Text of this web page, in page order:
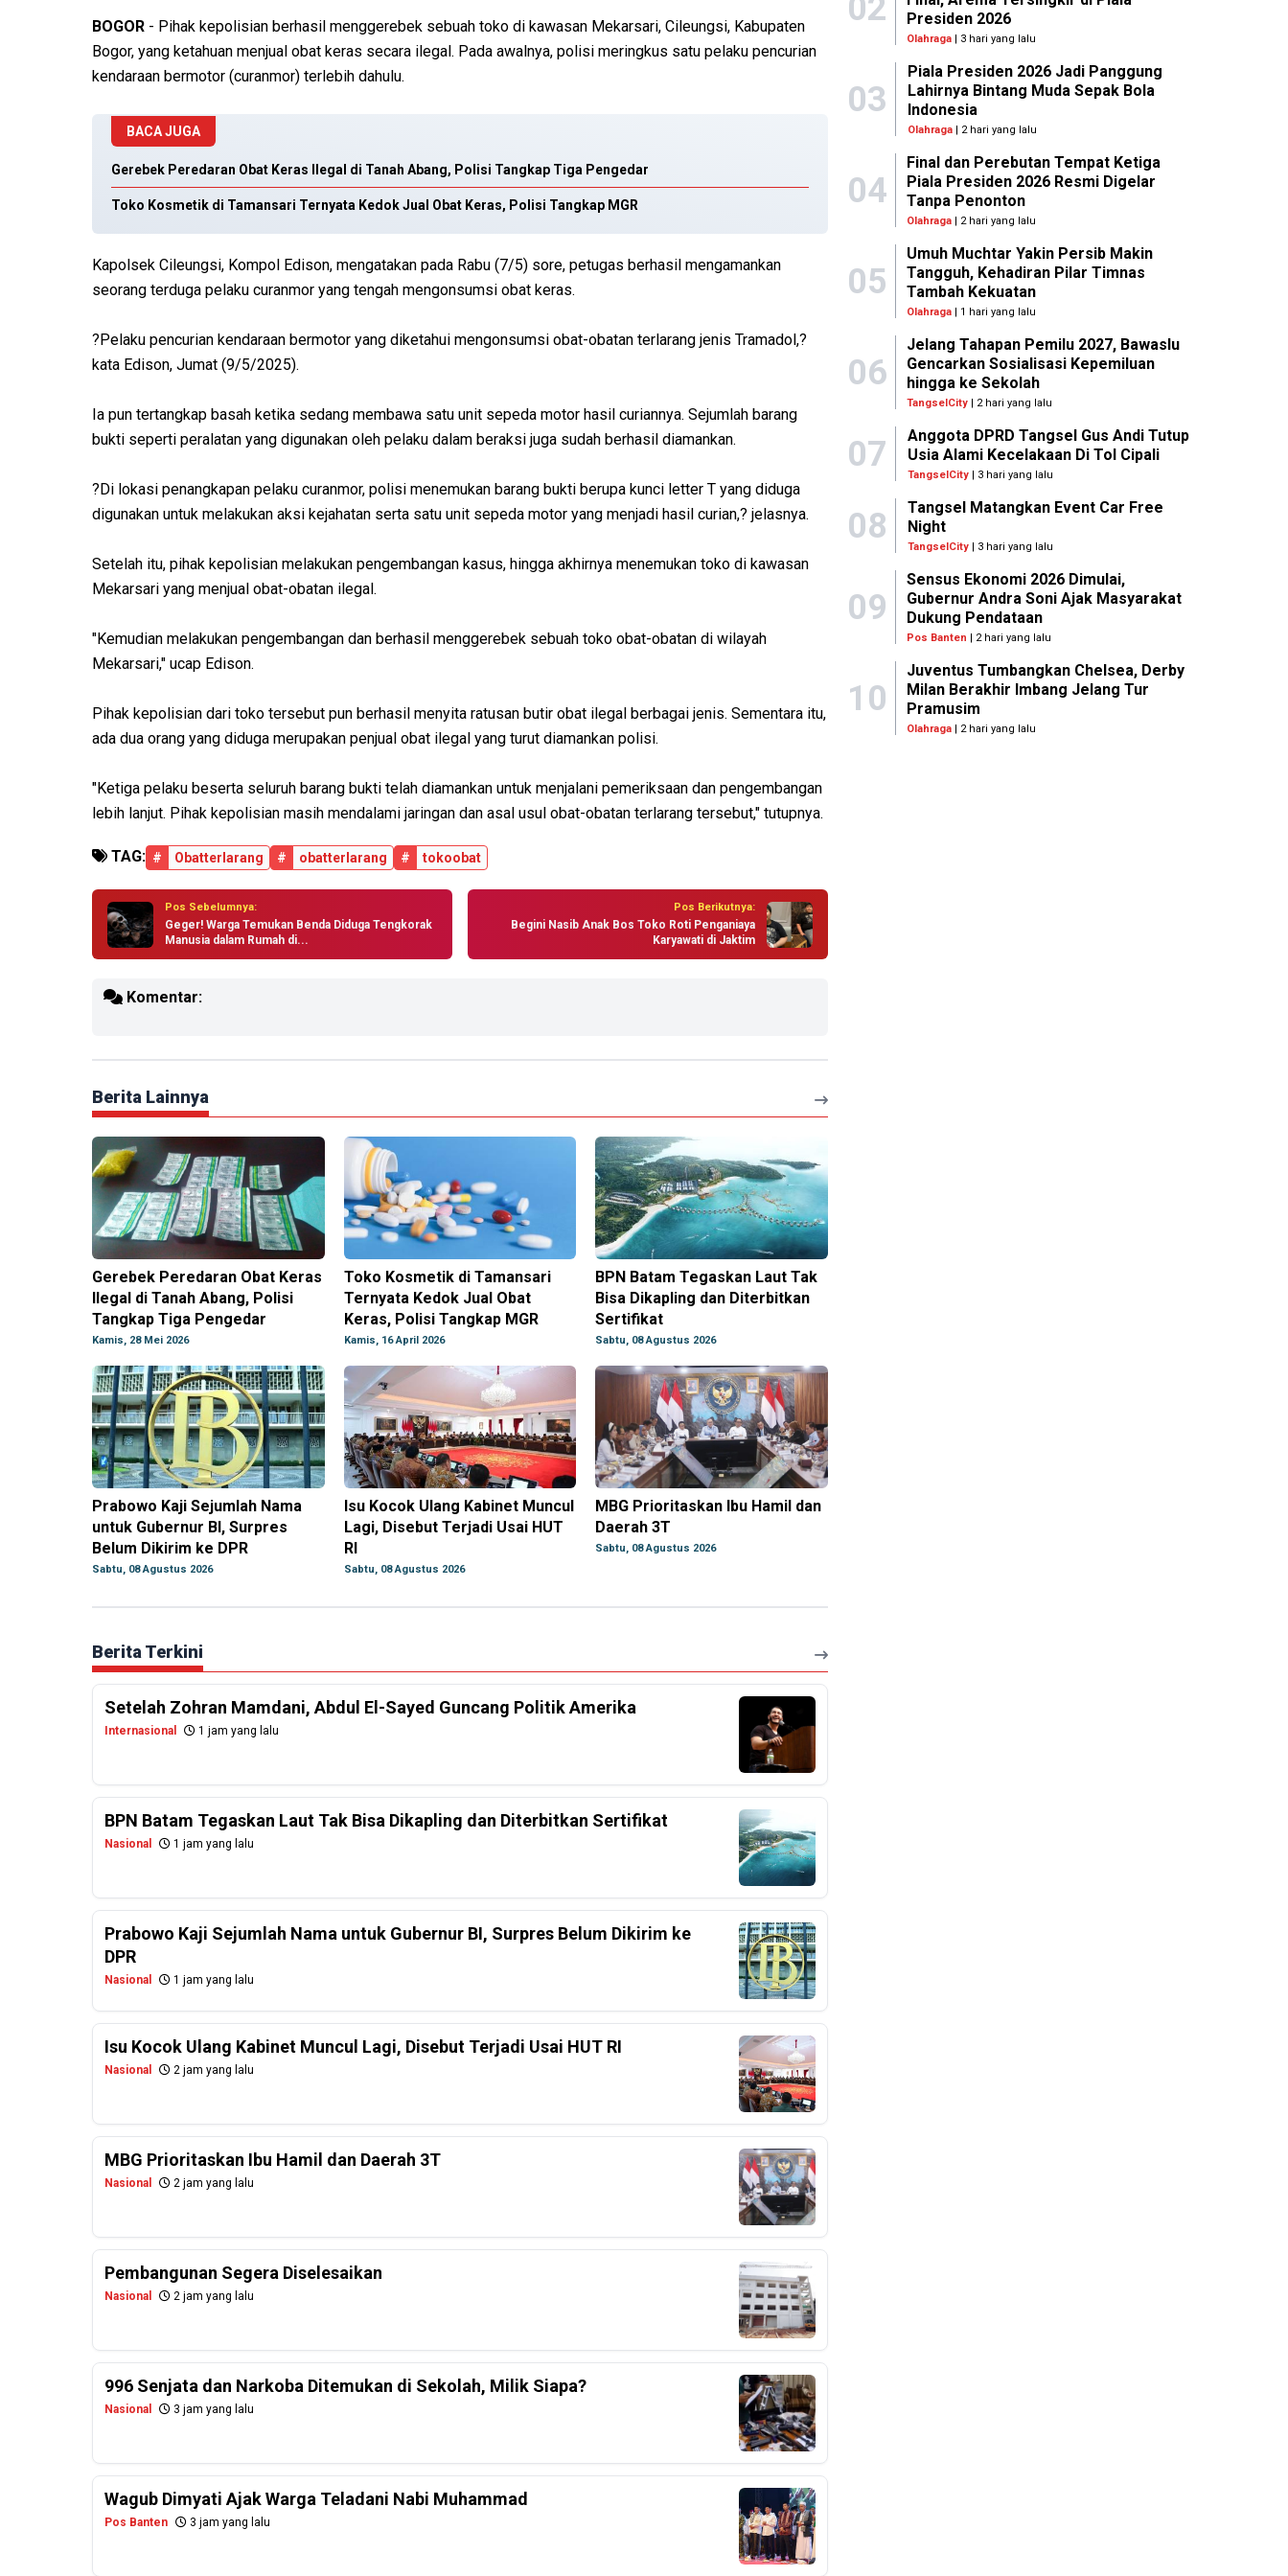
BOGOR - Pihak kepolisian berhasil menggerebek sebuah toko di kawasan Mekarsari, Cileungsi, Kabupaten
Bogor, yang ketahuan menjual obat keras secara ilegal. Pada awalnya, polisi meringkus satu pelaku pencurian
kendaraan bermotor (curanmor) terlebih dahulu.
BACA JUGA
Gerebek Peredaran Obat Keras Ilegal di Tanah Abang, Polisi Tangkap Tiga Pengedar
Toko Kosmetik di Tamansari Ternyata Kedok Jual Obat Keras, Polisi Tangkap MGR
Kapolsek Cileungsi, Kompol Edison, mengatakan pada Rabu (7/5) sore, petugas berhasil mengamankan
seorang terduga pelaku curanmor yang tengah mengonsumsi obat keras.
?Pelaku pencurian kendaraan bermotor yang diketahui mengonsumsi obat-obatan terlarang jenis Tramadol,?
kata Edison, Jumat (9/5/2025).
Ia pun tertangkap basah ketika sedang membawa satu unit sepeda motor hasil curiannya. Sejumlah barang
bukti seperti peralatan yang digunakan oleh pelaku dalam beraksi juga sudah berhasil diamankan.
?Di lokasi penangkapan pelaku curanmor, polisi menemukan barang bukti berupa kunci letter T yang diduga
digunakan untuk melakukan aksi kejahatan serta satu unit sepeda motor yang menjadi hasil curian,? jelasnya.
Setelah itu, pihak kepolisian melakukan pengembangan kasus, hingga akhirnya menemukan toko di kawasan
Mekarsari yang menjual obat-obatan ilegal.
"Kemudian melakukan pengembangan dan berhasil menggerebek sebuah toko obat-obatan di wilayah
Mekarsari," ucap Edison.
Pihak kepolisian dari toko tersebut pun berhasil menyita ratusan butir obat ilegal berbagai jenis. Sementara itu,
ada dua orang yang diduga merupakan penjual obat ilegal yang turut diamankan polisi.
"Ketiga pelaku beserta seluruh barang bukti telah diamankan untuk menjalani pemeriksaan dan pengembangan
lebih lanjut. Pihak kepolisian masih mendalami jaringan dan asal usul obat-obatan terlarang tersebut," tutupnya.
TAG: # Obatterlarang # obatterlarang # tokoobat
Pos Sebelumnya:
Geger! Warga Temukan Benda Diduga Tengkorak
Manusia dalam Rumah di...
Pos Berikutnya:
Begini Nasib Anak Bos Toko Roti Penganiaya
Karyawati di Jaktim
Komentar:
Berita Lainnya
Gerebek Peredaran Obat Keras
Ilegal di Tanah Abang, Polisi
Tangkap Tiga Pengedar
Kamis, 28 Mei 2026
Toko Kosmetik di Tamansari
Ternyata Kedok Jual Obat
Keras, Polisi Tangkap MGR
Kamis, 16 April 2026
BPN Batam Tegaskan Laut Tak
Bisa Dikapling dan Diterbitkan
Sertifikat
Sabtu, 08 Agustus 2026
Prabowo Kaji Sejumlah Nama
untuk Gubernur BI, Surpres
Belum Dikirim ke DPR
Sabtu, 08 Agustus 2026
Isu Kocok Ulang Kabinet Muncul
Lagi, Disebut Terjadi Usai HUT
RI
Sabtu, 08 Agustus 2026
MBG Prioritaskan Ibu Hamil dan
Daerah 3T
Sabtu, 08 Agustus 2026
Berita Terkini
Setelah Zohran Mamdani, Abdul El-Sayed Guncang Politik Amerika
Internasional 1 jam yang lalu
BPN Batam Tegaskan Laut Tak Bisa Dikapling dan Diterbitkan Sertifikat
Nasional 1 jam yang lalu
Prabowo Kaji Sejumlah Nama untuk Gubernur BI, Surpres Belum Dikirim ke
DPR
Nasional 1 jam yang lalu
Isu Kocok Ulang Kabinet Muncul Lagi, Disebut Terjadi Usai HUT RI
Nasional 2 jam yang lalu
MBG Prioritaskan Ibu Hamil dan Daerah 3T
Nasional 2 jam yang lalu
Pembangunan Segera Diselesaikan
Nasional 2 jam yang lalu
996 Senjata dan Narkoba Ditemukan di Sekolah, Milik Siapa?
Nasional 3 jam yang lalu
Wagub Dimyati Ajak Warga Teladani Nabi Muhammad
Pos Banten 3 jam yang lalu
02
Presiden 2026
Olahraga | 3 hari yang lalu
03
Piala Presiden 2026 Jadi Panggung
Lahirnya Bintang Muda Sepak Bola
Indonesia
Olahraga| 2 hari yang lalu
04
Final dan Perebutan Tempat Ketiga
Piala Presiden 2026 Resmi Digelar
Tanpa Penonton
Olahraga | 2 hari yang lalu
05
Umuh Muchtar Yakin Persib Makin
Tangguh, Kehadiran Pilar Timnas
Tambah Kekuatan
Olahraga | 1 hari yang lalu
06
Jelang Tahapan Pemilu 2027, Bawaslu
Gencarkan Sosialisasi Kepemiluan
hingga ke Sekolah
TangselCity | 2 hari yang lalu
07
Anggota DPRD Tangsel Gus Andi Tutup
Usia Alami Kecelakaan Di Tol Cipali
TangselCity| 3 hari yang lalu
08
Tangsel Matangkan Event Car Free
Night
TangselCity| 3 hari yang lalu
09
Sensus Ekonomi 2026 Dimulai,
Gubernur Andra Soni Ajak Masyarakat
Dukung Pendataan
Pos Banten | 2 hari yang lalu
10
Juventus Tumbangkan Chelsea, Derby
Milan Berakhir Imbang Jelang Tur
Pramusim
Olahraga | 2 hari yang lalu